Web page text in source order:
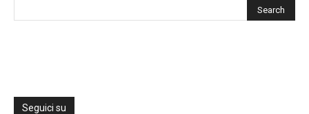
Seguici su